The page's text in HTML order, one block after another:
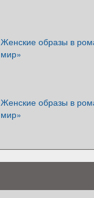
Женские образы в
мир»
Женские образы в
мир»